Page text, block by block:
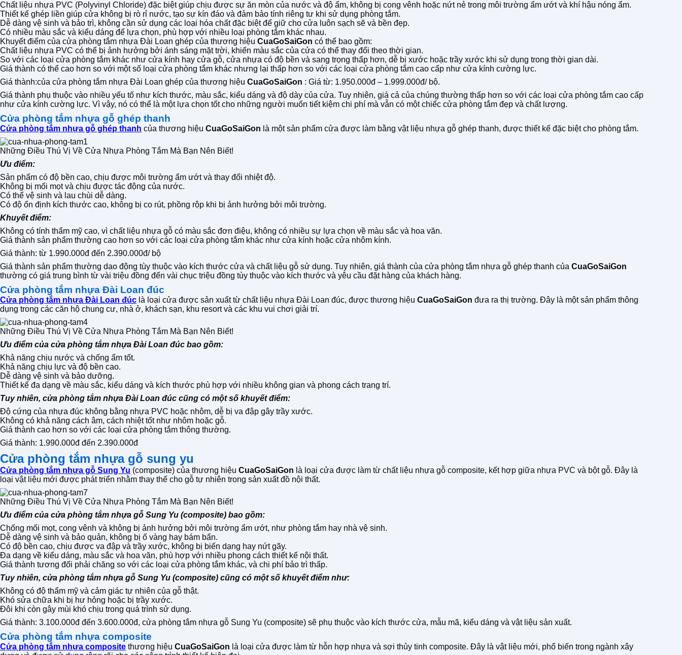
Chất liệu nhựa PVC (Polyvinyl Chloride) đặc biệt giúp chịu được sự ăn mòn của nước và độ ẩm, không bị cong vênh hoặc nứt nẻ trong môi trường ẩm ướt và khí hậu nóng ẩm.
Thiết kế ghép liền giúp cửa không bị rò rỉ nước, tạo sự kín đáo và đảm bảo tính riêng tư khi sử dụng phòng tắm.
Dễ dàng vệ sinh và bảo trì, không cần sử dụng các loại hóa chất đặc biệt để giữ cho cửa luôn sạch sẽ và bền đẹp.
Có nhiều màu sắc và kiểu dáng để lựa chọn, phù hợp với nhiều loại phòng tắm khác nhau.
Khuyết điểm của cửa phòng tắm nhựa Đài Loan ghép của thương hiệu CuaGoSaiGon có thể bao gồm:
Chất liệu nhựa PVC có thể bị ảnh hưởng bởi ánh sáng mặt trời, khiến màu sắc của cửa có thể thay đổi theo thời gian.
So với các loại cửa phòng tắm khác như cửa kính hay cửa gỗ, cửa nhựa có độ bền và sang trọng thấp hơn, dễ bị xước hoặc trầy xước khi sử dụng trong thời gian dài.
Giá thành có thể cao hơn so với một số loại cửa phòng tắm khác nhưng lại thấp hơn so với các loại cửa phòng tắm cao cấp như cửa kính cường lực.
Giá thành:của cửa phòng tắm nhựa Đài Loan ghép của thương hiệu CuaGoSaiGon : Giá từ: 1.950.000đ – 1.999.000đ/ bộ.
Giá thành phụ thuộc vào nhiều yếu tố như kích thước, màu sắc, kiểu dáng và độ dày của cửa. Tuy nhiên, giá cả của chúng thường thấp hơn so với các loại cửa phòng tắm cao cấp
như cửa kính cường lực. Vì vậy, nó có thể là một lựa chọn tốt cho những người muốn tiết kiệm chi phí mà vẫn có một chiếc cửa phòng tắm đẹp và chất lượng.
Cửa phòng tắm nhựa gỗ ghép thanh
Cửa phòng tắm nhựa gỗ ghép thanh của thương hiệu CuaGoSaiGon là một sản phẩm cửa được làm bằng vật liệu nhựa gỗ ghép thanh, được thiết kế đặc biệt cho phòng tắm.
Những Điều Thú Vị Về Cửa Nhựa Phòng Tắm Mà Bạn Nên Biết!
Ưu điểm:
Sản phẩm có độ bền cao, chịu được môi trường ẩm ướt và thay đổi nhiệt độ.
Không bị mối mọt và chịu được tác động của nước.
Có thể vệ sinh và lau chùi dễ dàng.
Có độ ổn định kích thước cao, không bị co rút, phồng rộp khi bị ảnh hưởng bởi môi trường.
Khuyết điểm:
Không có tính thẩm mỹ cao, vì chất liệu nhựa gỗ có màu sắc đơn điệu, không có nhiều sự lựa chọn về màu sắc và hoa văn.
Giá thành sản phẩm thường cao hơn so với các loại cửa phòng tắm khác như cửa kính hoặc cửa nhôm kính.
Giá thành: từ 1.990.000đ đến 2.390.000đ/ bộ
Giá thành sản phẩm thường dao động tùy thuộc vào kích thước cửa và chất liệu gỗ sử dụng. Tuy nhiên, giá thành của cửa phòng tắm nhựa gỗ ghép thanh của CuaGoSaiGon
thường có giá trung bình từ vài triệu đồng đến vài chục triệu đồng tùy thuộc vào kích thước và yêu cầu đặt hàng của khách hàng.
Cửa phòng tắm nhựa Đài Loan đúc
Cửa phòng tắm nhựa Đài Loan đúc là loại cửa được sản xuất từ chất liệu nhựa Đài Loan đúc, được thương hiệu CuaGoSaiGon đưa ra thị trường. Đây là một sản phẩm thông
dụng trong các căn hộ chung cư, nhà ở, khách sạn, khu resort và các khu vui chơi giải trí.
Những Điều Thú Vị Về Cửa Nhựa Phòng Tắm Mà Bạn Nên Biết!
Ưu điểm của cửa phòng tắm nhựa Đài Loan đúc bao gồm:
Khả năng chịu nước và chống ẩm tốt.
Khả năng chịu lực và độ bền cao.
Dễ dàng vệ sinh và bảo dưỡng.
Thiết kế đa dạng về màu sắc, kiểu dáng và kích thước phù hợp với nhiều không gian và phong cách trang trí.
Tuy nhiên, cửa phòng tắm nhựa Đài Loan đúc cũng có một số khuyết điểm:
Độ cứng của nhựa đúc không bằng nhựa PVC hoặc nhôm, dễ bị va đập gây trầy xước.
Không có khả năng cách âm, cách nhiệt tốt như nhôm hoặc gỗ.
Giá thành cao hơn so với các loại cửa phòng tắm thông thường.
Giá thành: 1.990.000đ đến 2.390.000đ
Cửa phòng tắm nhựa gỗ sung yu
Cửa phòng tắm nhựa gỗ Sung Yu (composite) của thương hiệu CuaGoSaiGon là loại cửa được làm từ chất liệu nhựa gỗ composite, kết hợp giữa nhựa PVC và bột gỗ. Đây là
loại vật liệu mới được phát triển nhằm thay thế cho gỗ tự nhiên trong sản xuất đồ nội thất.
Những Điều Thú Vị Về Cửa Nhựa Phòng Tắm Mà Bạn Nên Biết!
Ưu điểm của cửa phòng tắm nhựa gỗ Sung Yu (composite) bao gồm:
Chống mối mọt, cong vênh và không bị ảnh hưởng bởi môi trường ẩm ướt, như phòng tắm hay nhà vệ sinh.
Dễ dàng vệ sinh và bảo quản, không bị ố vàng hay bám bẩn.
Có độ bền cao, chịu được va đập và trầy xước, không bị biến dạng hay nứt gãy.
Đa dạng về kiểu dáng, màu sắc và hoa văn, phù hợp với nhiều phong cách thiết kế nội thất.
Giá thành tương đối phải chăng so với các loại cửa phòng tắm khác, và chi phí bảo trì thấp.
Tuy nhiên, cửa phòng tắm nhựa gỗ Sung Yu (composite) cũng có một số khuyết điểm như:
Không có độ thẩm mỹ và cảm giác tự nhiên của gỗ thật.
Khó sửa chữa khi bị hư hỏng hoặc bị trầy xước.
Đôi khi còn gây mùi khó chịu trong quá trình sử dụng.
Giá thành: 3.100.000đ đến 3.600.000đ, cửa phòng tắm nhựa gỗ Sung Yu (composite) sẽ phụ thuộc vào kích thước cửa, mẫu mã, kiểu dáng và vật liệu sản xuất.
Cửa phòng tắm nhựa composite
Cửa phòng tắm nhựa composite thương hiệu CuaGoSaiGon là loại cửa được làm từ hỗn hợp nhựa và sợi thủy tinh composite. Đây là vật liệu mới, phổ biến trong ngành xây